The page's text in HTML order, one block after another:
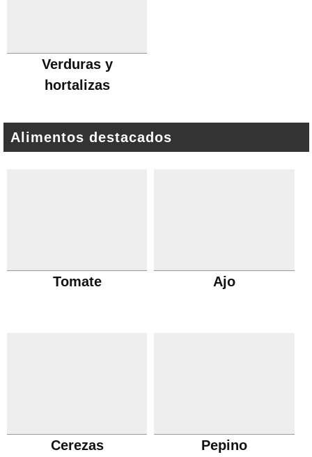
Verduras y
hortalizas
Alimentos destacados
Tomate Ajo
Cerezas Pepino